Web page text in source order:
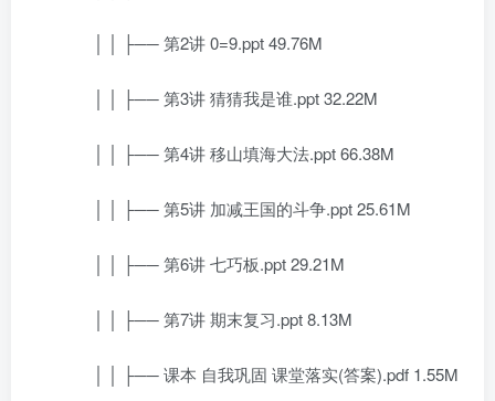
│ │ ├── 第2讲 0=9.ppt 49.76M
│ │ ├── 第3讲 猜猜我是谁.ppt 32.22M
│ │ ├── 第4讲 移山填海大法.ppt 66.38M
│ │ ├── 第5讲 加减王国的斗争.ppt 25.61M
│ │ ├── 第6讲 七巧板.ppt 29.21M
│ │ ├── 第7讲 期末复习.ppt 8.13M
│ │ ├── 课本 自我巩固 课堂落实(答案).pdf 1.55M